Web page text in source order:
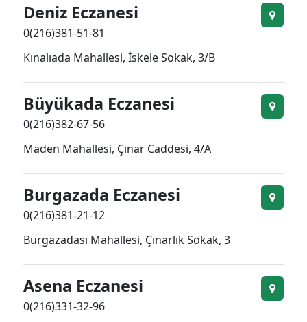
Deniz Eczanesi
0(216)381-51-81
Kınalıada Mahallesi, İskele Sokak, 3/B
Büyükada Eczanesi
0(216)382-67-56
Maden Mahallesi, Çınar Caddesi, 4/A
Burgazada Eczanesi
0(216)381-21-12
Burgazadası Mahallesi, Çınarlık Sokak, 3
Asena Eczanesi
0(216)331-32-96